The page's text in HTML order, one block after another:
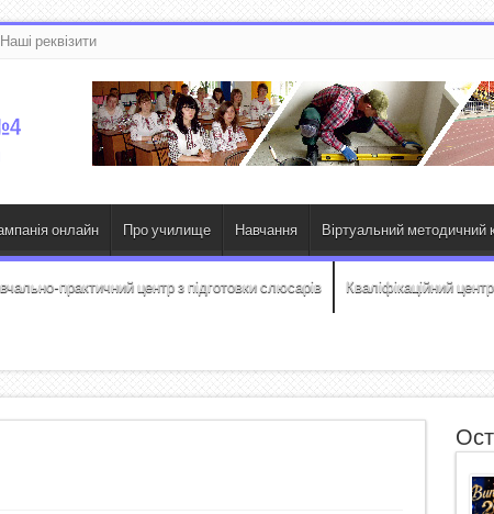
Наші реквізити
онлайн Про училище Навчання Віртуальний методичний
практичний центр з підготовки слюсарів Кваліфікаційний центр